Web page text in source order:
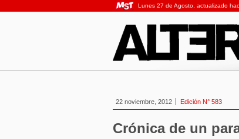
Lunes 27 de Agosto, actualizado
22 noviembre, 2012 Edición N° 583
Crónica de un